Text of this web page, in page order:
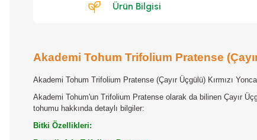
Ürün Bilgisi
Akademi Tohum Trifolium Pratense
Akademi Tohum Trifolium Pratense (Çayır Üçgülü) Kırmızı Yonca
Akademi Tohum'un Trifolium Pratense olarak da bilinen Çayır
tohumu hakkında detaylı bilgiler:
Bitki Özellikleri: